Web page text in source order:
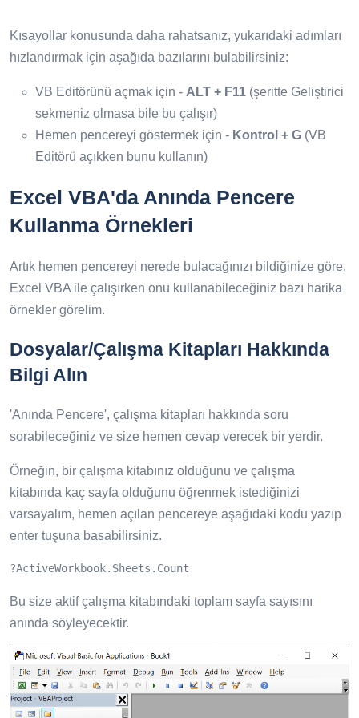
Kısayollar konusunda daha rahatsanız, yukarıdaki adımları
hızlandırmak için aşağıda bazılarını bulabilirsiniz:
VB Editörünü açmak için - ALT + F11 (şeritte Geliştirici
sekmeniz olmasa bile bu çalışır)
Hemen pencereyi göstermek için - Kontrol + G (VB
Editörü açıkken bunu kullanın)
Excel VBA'da Anında Pencere
Kullanma Örnekleri
Artık hemen pencereyi nerede bulacağınızı bildiğinize göre,
Excel VBA ile çalışırken onu kullanabileceğiniz bazı harika
örnekler görelim.
Dosyalar/Çalışma Kitapları Hakkında
Bilgi Alın
'Anında Pencere', çalışma kitapları hakkında soru
sorabileceğiniz ve size hemen cevap verecek bir yerdir.
Örneğin, bir çalışma kitabınız olduğunu ve çalışma
kitabında kaç sayfa olduğunu öğrenmek istediğinizi
varsayalım, hemen açılan pencereye aşağıdaki kodu yazıp
enter tuşuna basabilirsiniz.
?ActiveWorkbook.Sheets.Count
Bu size aktif çalışma kitabındaki toplam sayfa sayısını
anında söyleyecektir.